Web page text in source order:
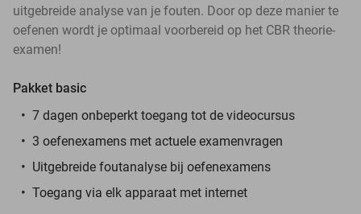
uitgebreide analyse van je fouten. Door op deze manier te
oefenen wordt je optimaal voorbereid op het CBR theorie-
examen!
Pakket basic
7 dagen onbeperkt toegang tot de videocursus
3 oefenexamens met actuele examenvragen
Uitgebreide foutanalyse bij oefenexamens
Toegang via elk apparaat met internet